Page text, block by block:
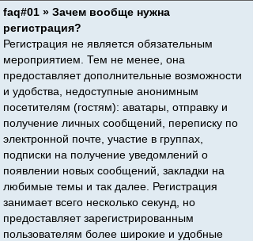
faq#01 » Зачем вообще нужна
регистрация?
Регистрация не является обязательным
мероприятием. Тем не менее, она
предоставляет дополнительные возможности
и удобства, недоступные анонимным
посетителям (гостям): аватары, отправку и
получение личных сообщений, переписку по
электронной почте, участие в группах,
подписки на получение уведомлений о
появлении новых сообщений, закладки на
любимые темы и так далее. Регистрация
занимает всего несколько секунд, но
предоставляет зарегистрированным
пользователям более широкие и удобные